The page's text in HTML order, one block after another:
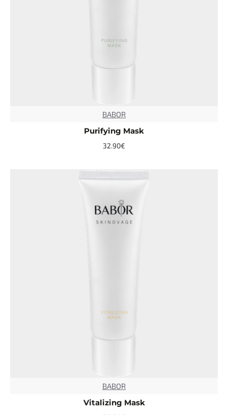
BABOR
Purifying Mask
32.90€
BABOR
Vitalizing Mask